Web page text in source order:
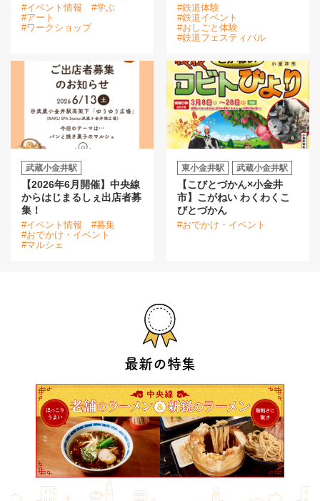
最新の特集
#イベント情報
#学ぶ
#アート
#ワークショップ
#鉄道体験
#鉄道イベント
#おしごと体験
#鉄道フェスティバル
武蔵小金井駅
【2026年6月開催】中央線
からはじまるしぇ出店者募
集！
#イベント情報
#募集
#おでかけ・イベント
#マルシェ
東小金井駅 武蔵小金井駅
【こびとづかん×小金井
市】こがねい わくわくこ
びとづかん
#おでかけ・イベント